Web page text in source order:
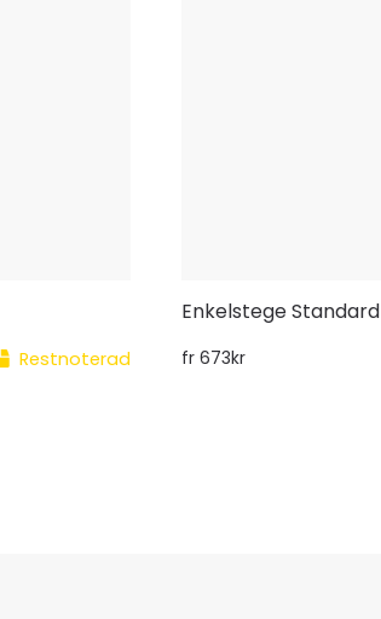
Restnoterad
Enkelstege Standard
fr 673kr